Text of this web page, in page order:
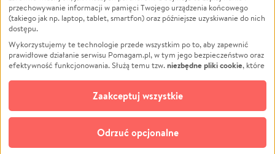
Pożar
Ukraina
Pomoc Finansowa
Projekty
Pogrzeb
Społeczność lokalna
Kultura
Wichura
NGO
Edukacja
Podróż
Impreza
Ochrona środowiska
Biznes
przechowywanie informacji w pamięci Twojego urządzenia końcowego
(takiego jak np. laptop, tablet, smartfon) oraz późniejsze uzyskiwanie do nich
dostępu.
Wykorzystujemy te technologie przede wszystkim po to, aby zapewnić
prawidłowe działanie serwisu Pomagam.pl, w tym jego bezpieczeństwo oraz
efektywność funkcjonowania. Służą temu tzw.niezbędne pliki cookie, które
opcjonalnych plików cookie
technologii do celów analitycznych i retargetingowych. Możesz wyrazić
zgodę na ich stosowanie lub jej odmówić. W dowolnym momencie masz
możliwość zmiany swoich preferencji na stronie „Zarządzaj zgodami cookie”,
do której link znajdziesz w stopce serwisu Pomagam.pl. Opcjonalne pliki
cookie wykorzystywane są w następujących celach:
Odrzuć opcjonalne
Zaakceptuj wszystkie